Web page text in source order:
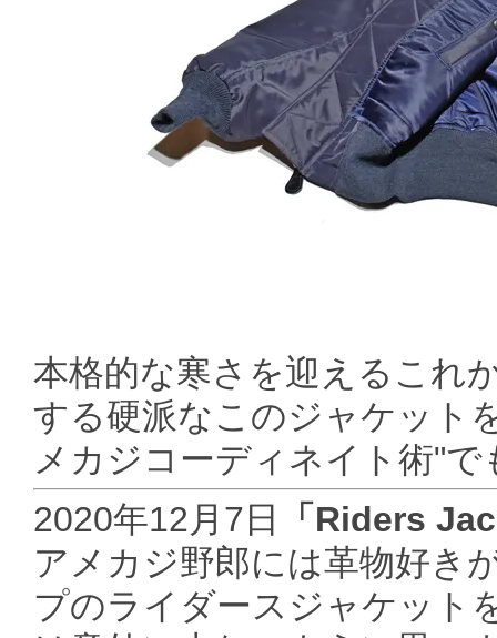
本格的な寒さを迎えるこれ
する硬派なこのジャケット
メカジコーディネイト術"
2020年12月7日
「Riders
アメカジ野郎には革物好き
プのライダースジャケット